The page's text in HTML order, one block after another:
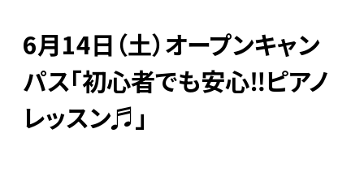
6月14日（土）オープンキャン
パス「初心者でも安心‼ピアノ
レッスン♬」